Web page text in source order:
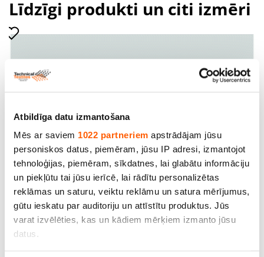
Atbildīga datu izmantošana
Mēs ar saviem 1022 partneriem apstrādājam jūsu
personiskos datus, piemēram, jūsu IP adresi, izmantojot
tehnoloģijas, piemēram, sīkdatnes, lai glabātu informāciju
un piekļūtu tai jūsu ierīcē, lai rādītu personalizētas
reklāmas un saturu, veiktu reklāmu un satura mērījumus,
gūtu ieskatu par auditoriju un attīstītu produktus. Jūs
varat izvēlēties, kas un kādiem mērķiem izmanto jūsu
datus.
Līdzīgi produkti un citi izmēri
Bjazs, 100% kokvilna, bl.140g/m², pl.150cm,
balināts. Cena norādīta ar PVN par rulli - 100m
Cena līdz 278.30€ *